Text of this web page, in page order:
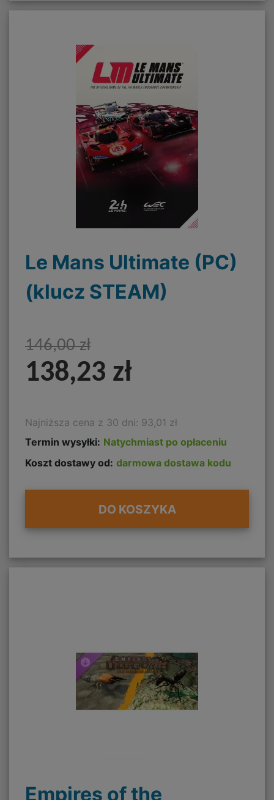
Le Mans Ultimate (PC)
(klucz STEAM)
146,00 zł
138,23 zł
Najniższa cena z 30 dni: 93,01 zł
Termin wysyłki: Natychmiast po opłaceniu
Koszt dostawy od: darmowa dostawa kodu
DO KOSZYKA
Empires of the